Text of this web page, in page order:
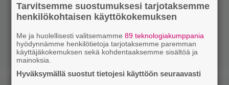
Tarvitsemme suostumuksesi tarjotaksemme
henkilökohtaisen käyttökokemuksen
Me ja huolellisesti valitsemamme89 teknologiakumppania
hyödynnämme henkilötietoja tarjotaksemme paremman
käyttäjäkokemuksen sekä kohdentaaksemme sisältöä ja
mainoksia.
Hyväksymällä suostut tietojesi käyttöön seuraavasti